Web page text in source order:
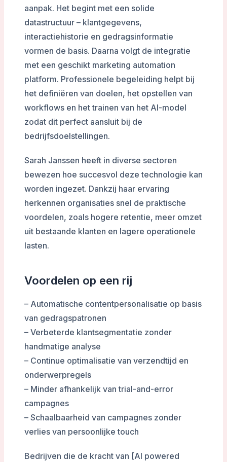
aanpak. Het begint met een solide
datastructuur – klantgegevens,
interactiehistorie en gedragsinformatie
vormen de basis. Daarna volgt de integratie
met een geschikt marketing automation
platform. Professionele begeleiding helpt bij
het definiëren van doelen, het opstellen van
workflows en het trainen van het AI-model
zodat dit perfect aansluit bij de
bedrijfsdoelstellingen.
Sarah Janssen heeft in diverse sectoren
bewezen hoe succesvol deze technologie kan
worden ingezet. Dankzij haar ervaring
herkennen organisaties snel de praktische
voordelen, zoals hogere retentie, meer omzet
uit bestaande klanten en lagere operationele
lasten.
Voordelen op een rij
– Automatische contentpersonalisatie op basis
van gedragspatronen
– Verbeterde klantsegmentatie zonder
handmatige analyse
– Continue optimalisatie van verzendtijd en
onderwerpregels
– Minder afhankelijk van trial-and-error
campagnes
– Schaalbaarheid van campagnes zonder
verlies van persoonlijke touch
Bedrijven die de kracht van [AI powered